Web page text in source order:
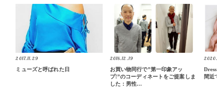
2017.11.29
ミューズと呼ばれた日
2018.12.19
お買い物同行で”第一印象アッ
プ!”のコーディネートをご提案しま
した：男性…
間近